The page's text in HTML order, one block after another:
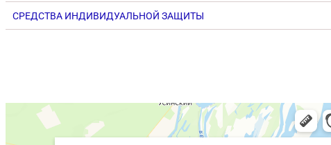
СРЕДСТВА ИНДИВИДУАЛЬНОЙ ЗАЩИТЫ